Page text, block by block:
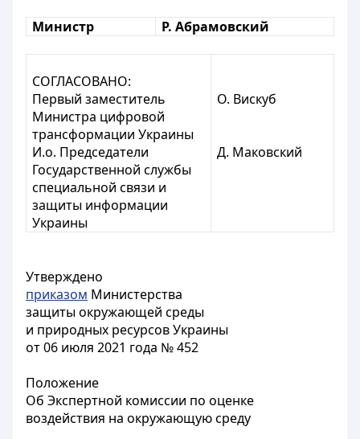
Министр Р. Абрамовский
СОГЛАСОВАНО:
Первый заместитель
Министра цифровой
трансформации Украины
И.о. Председатели
Государственной службы
специальной связи и
защиты информации
Украины
О. Вискуб
Д. Маковский
Утверждено
приказом Министерства
защиты окружающей среды
и природных ресурсов Украины
от 06 июля 2021 года № 452
Положение
Об Экспертной комиссии по оценке
воздействия на окружающую среду